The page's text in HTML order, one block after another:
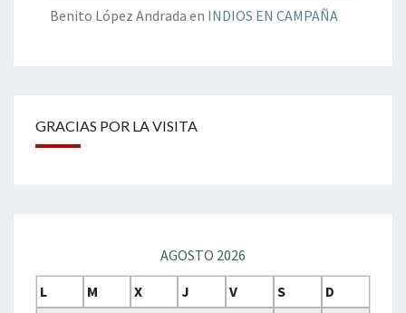
Benito López Andrada en INDIOS EN CAMPAÑA
GRACIAS POR LA VISITA
AGOSTO 2026
L
M X J V S
D